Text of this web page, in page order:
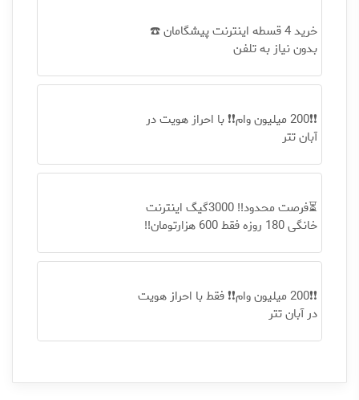
خرید 4 قسطه اینترنت پیشگامان ☎️
بدون نیاز به تلفن
❗❗200 میلیون وام❗❗ با احراز هویت در
آبان تتر
⏳فرصت محدود!! 3000گیگ اینترنت
خانگی 180 روزه فقط 600 هزارتومان!!
❗❗200 میلیون وام❗❗ فقط با احراز هویت
در آبان تتر